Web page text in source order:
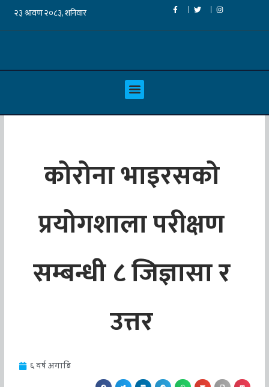
कोरोना भाइरसको
प्रयोगशाला परीक्षण
सम्बन्धी ८ जिज्ञासा र
उत्तर
६ वर्ष अगाडि